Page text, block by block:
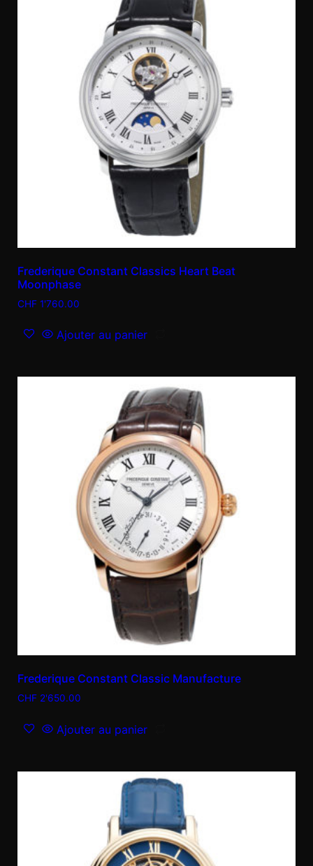
Frederique Constant Classics Heart Beat
Moonphase
CHF 1'760.00
Ajouter au panier
Frederique Constant Classic Manufacture
CHF 2'650.00
Ajouter au panier